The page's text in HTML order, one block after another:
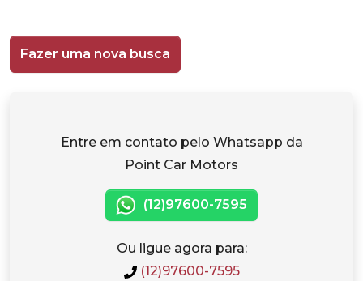
Fazer uma nova busca
Entre em contato pelo Whatsapp da
Point Car Motors
(12)97600-7595
Ou ligue agora para:
(12)97600-7595